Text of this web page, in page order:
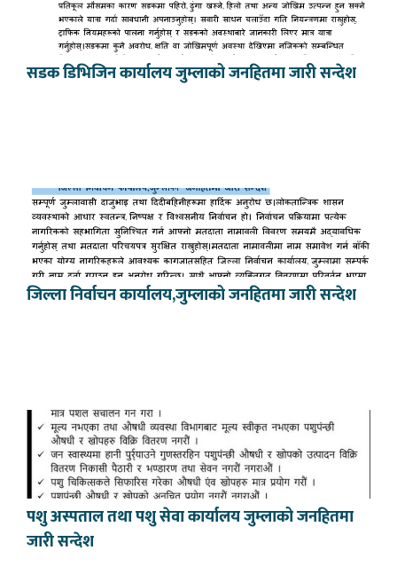
सडक डिभिजिन कार्यालय जुम्लाको जनहितमा जारी सन्देश
जिल्ला निर्वाचन कार्यालय,जुम्लाको जनहितमा जारी सन्देश
पशु अस्पताल तथा पशु सेवा कार्यालय जुम्लाको जनहितमा
जारी सन्देश